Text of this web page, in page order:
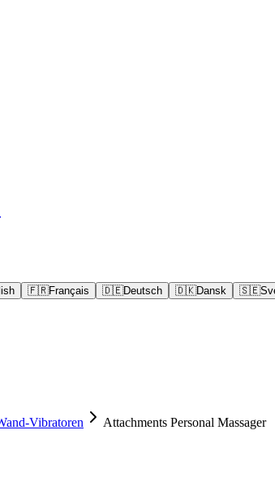
🇫🇷Français 🇩🇪Deutsch 🇩🇰Dansk 🇸🇪
Vibratoren Attachments Personal Massager